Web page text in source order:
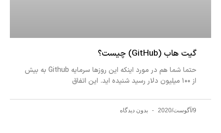
گیت هاب (GitHub) چیست؟
حتما شما هم در مورد اینکه این روزها سرمایه Github به بیش
از ۱۰۰ میلیون دلار رسید شنیده اید. این اتفاق
9/آگوست/2020 بدون دیدگاه